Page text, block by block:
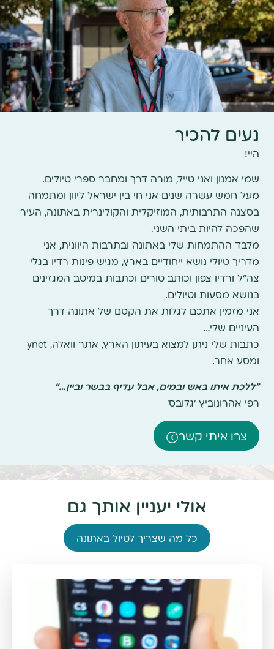
נעים להכיר
היי!
שמי אמנון ואני טייל, מורה דרך ומחבר ספרי טיולים.
מעל חמש עשרה שנים אני חי בין ישראל ליוון ומתמחה
בסצנה התרבותית, המוזיקלית והקולינרית באתונה, העיר
שהפכה להיות ביתי השני.
מלבד ההתמחות שלי באתונה ובתרבות היוונית, אני
מדריך טיולי נושא ייחודיים בארץ, מגיש פינות רדיו בגלי
צה"ל ורדיו צפון וכותב טורים וכתבות במיטב המגזינים
בנושא מסעות וטיולים.
אני מזמין אתכם לגלות את הקסם של אתונה דרך
העיניים שלי…
כתבות שלי ניתן למצוא בעיתון הארץ, אתר וואלה, ynet
ומסע אחר.
"ללכת איתו באש ובמים, אבל עדיף בבשר וביין…"
רפי אהרונוביץ 'גלובס'
צרו איתי קשר
אולי יעניין אותך גם
כל מה שצריך לטיול באתונה